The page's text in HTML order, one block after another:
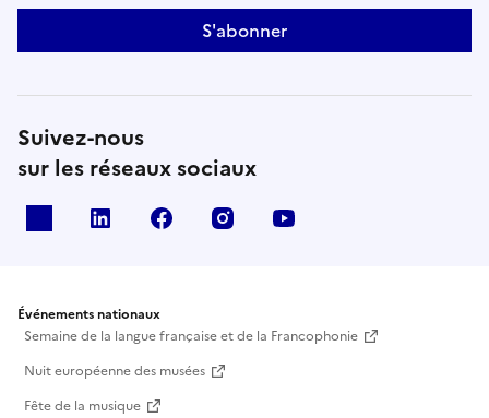
S'abonner
Suivez-nous
sur les réseaux sociaux
Linkedin Facebook Instagram
Événements nationaux
Semaine de la langue française et de la Francophonie
Nuit européenne des musées
Fête de la musique